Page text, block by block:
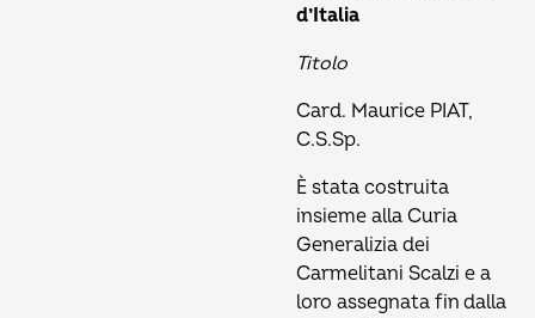
d’Italia
Titolo
Card. Maurice PIAT,
C.S.Sp.
È stata costruita
insieme alla Curia
Generalizia dei
Carmelitani Scalzi e a
loro assegnata fin dalla